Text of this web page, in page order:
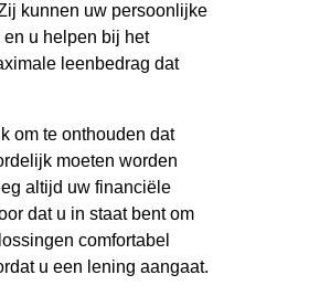
kunnen uw persoonlijke
u helpen bij het
leenbedrag dat
om te onthouden dat
moeten worden
altijd uw financiële
dat u in staat bent om
comfortabel
u een lening aangaat.